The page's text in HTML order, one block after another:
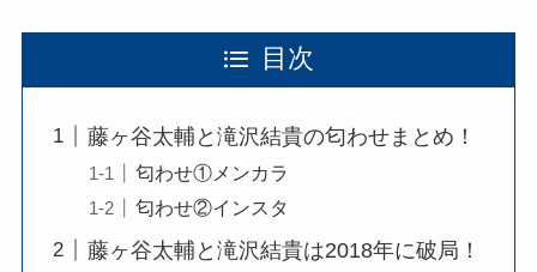
目次
藤ヶ谷太輔と滝沢結貴の匂わせまとめ！
匂わせ①メンカラ
匂わせ②インスタ
藤ヶ谷太輔と滝沢結貴は2018年に破局！